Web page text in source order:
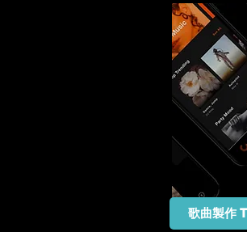
歌曲製作